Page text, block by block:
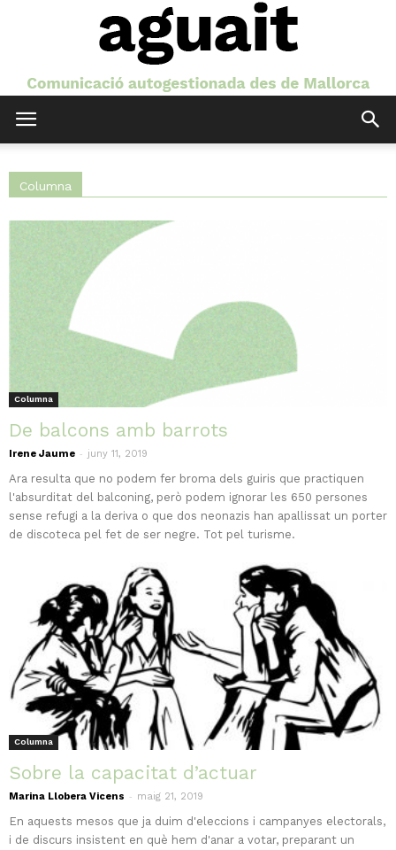
Columna
Columna
De balcons amb barrots
Irene Jaume - juny 11, 2019
Ara resulta que no podem fer broma dels guiris que practiquen
l'absurditat del balconing, però podem ignorar les 650 persones
sense refugi a la deriva o que dos neonazis han apallissat un porter
de discoteca pel fet de ser negre. Tot pel turisme.
Columna
Sobre la capacitat d’actuar
Marina Llobera Vicens - maig 21, 2019
En aquests mesos que ja duim d'eleccions i campanyes electorals,
i de discurs insistent en què hem d'anar a votar, preparant un